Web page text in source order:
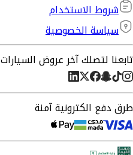
شروط الاستخدام
سياسة الخصوصية
تابعنا لتصلك آخر عروض السيارات
طرق دفع الكترونية آمنة